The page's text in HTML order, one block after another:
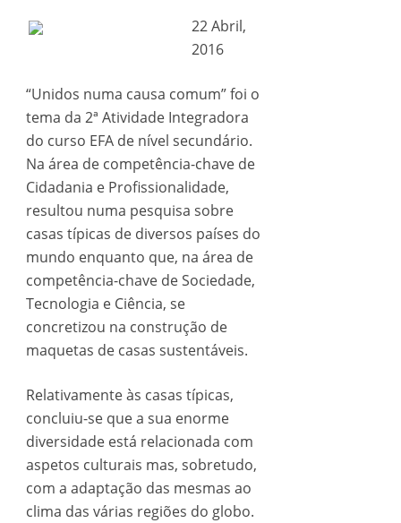
22 Abril,
2016
“Unidos numa causa comum” foi o
tema da 2ª Atividade Integradora
do curso EFA de nível secundário.
Na área de competência-chave de
Cidadania e Profissionalidade,
resultou numa pesquisa sobre
casas típicas de diversos países do
mundo enquanto que, na área de
competência-chave de Sociedade,
Tecnologia e Ciência, se
concretizou na construção de
maquetas de casas sustentáveis.
Relativamente às casas típicas,
concluiu-se que a sua enorme
diversidade está relacionada com
aspetos culturais mas, sobretudo,
com a adaptação das mesmas ao
clima das várias regiões do globo.